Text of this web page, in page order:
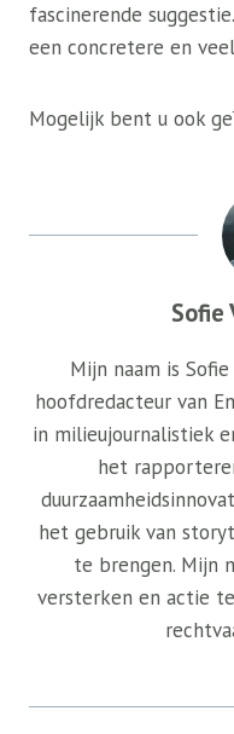
fascinerende
een concretere en
Mogelijk bent u ook
Sofie
Mijn naam is
hoofdredacteur van
in milieujournalistiek
het
het gebruik van
te brengen. Mijn
versterken en actie